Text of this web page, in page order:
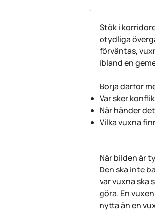
Stök i
otydliga
förväntas,
ibland en
Börja därför
Var sker
När händer
Vilka vuxna
När bilden är
Den ska inte
var vuxna ska
göra. En
nytta än en